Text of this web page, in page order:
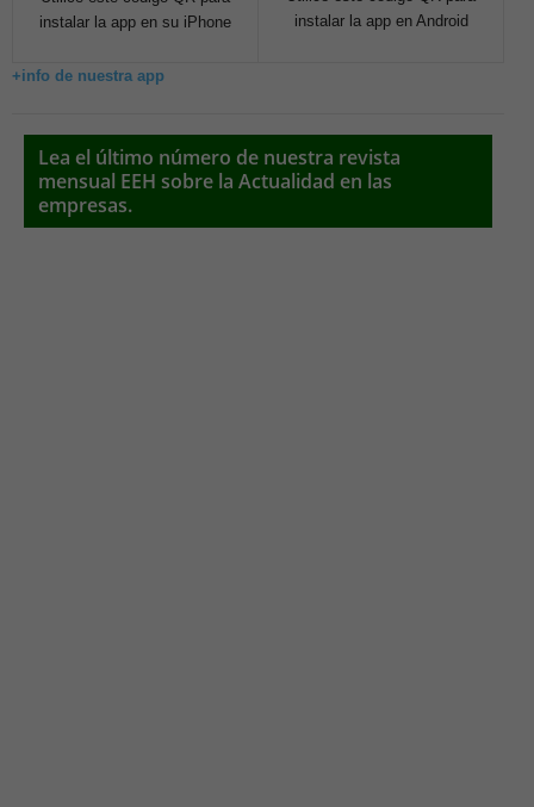
instalar la app en su iPhone
instalar la app en Android
+info de nuestra app
Lea el último número de nuestra revista
mensual EEH sobre la Actualidad en las
empresas.